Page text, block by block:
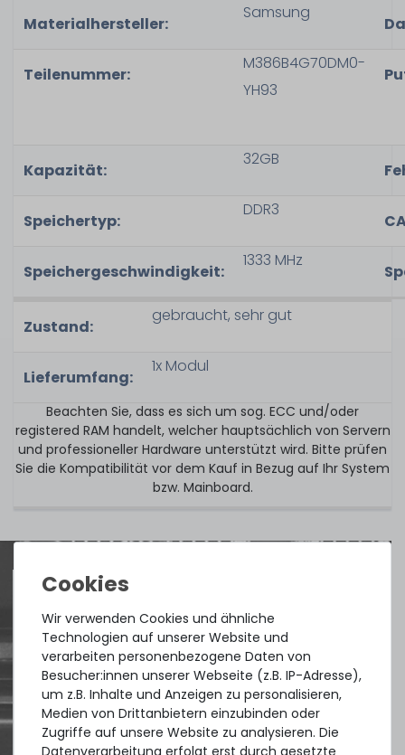
Materialhersteller:
Samsung
Teilenummer:
M386B4G70DM0-
YH93
Kapazität:
32GB
Speichertyp:
DDR3
Speichergeschwindigkeit:
1333 MHz
Zustand:
gebraucht, sehr gut
Lieferumfang:
1x Modul
Beachten Sie, dass es sich um sog. ECC und/oder
registered RAM handelt, welcher hauptsächlich von Servern
und professioneller Hardware unterstützt wird. Bitte prüfen
Sie die Kompatibilität vor dem Kauf in Bezug auf Ihr System
bzw. Mainboard.
Quick shipment for heavy-weigth servers
an perfect state of the machines. Also
great paying options and Euro VAT
managing.
DAVID G.
Wir verwenden Cookies und ähnliche
Technologien auf unserer Website und
verarbeiten personenbezogene Daten von
Besucher:innen unserer Webseite (z.B. IP-Adresse),
um z.B. Inhalte und Anzeigen zu personalisieren,
Medien von Drittanbietern einzubinden oder
Zugriffe auf unsere Website zu analysieren. Die